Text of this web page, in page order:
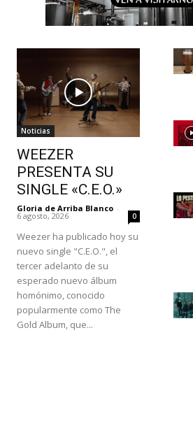
Noticias
WEEZER
PRESENTA SU
SINGLE «C.E.O.»
Gloria de Arriba Blanco -
6 agosto, 2026 0
Weezer ha publicado hoy su
nuevo single "C.E.O.", el
tercer adelanto de su
esperado nuevo álbum
homónimo, conocido
popularmente como The
Gold Album, que...